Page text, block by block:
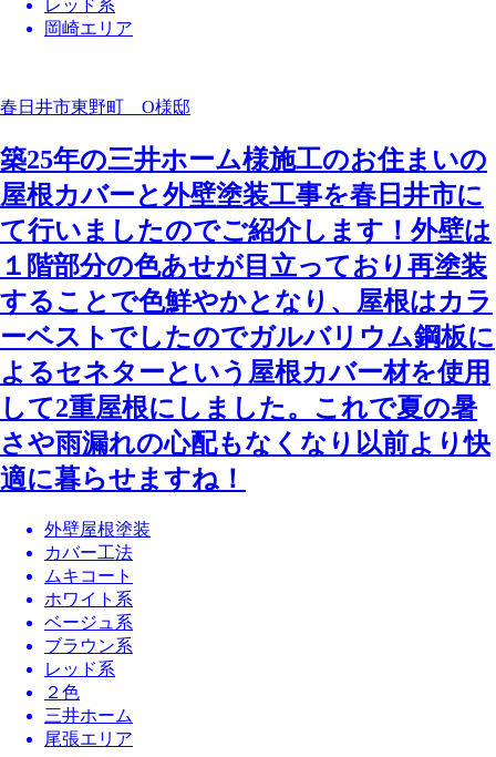
レッド系
岡崎エリア
春日井市東野町 O様邸
築25年の三井ホーム様施工のお住まいの
屋根カバーと外壁塗装工事を春日井市に
て行いましたのでご紹介します！外壁は
１階部分の色あせが目立っており再塗装
することで色鮮やかとなり、屋根はカラ
ーベストでしたのでガルバリウム鋼板に
よるセネターという屋根カバー材を使用
して2重屋根にしました。これで夏の暑
さや雨漏れの心配もなくなり以前より快
適に暮らせますね！
外壁屋根塗装
カバー工法
ムキコート
ホワイト系
ベージュ系
ブラウン系
レッド系
２色
三井ホーム
尾張エリア